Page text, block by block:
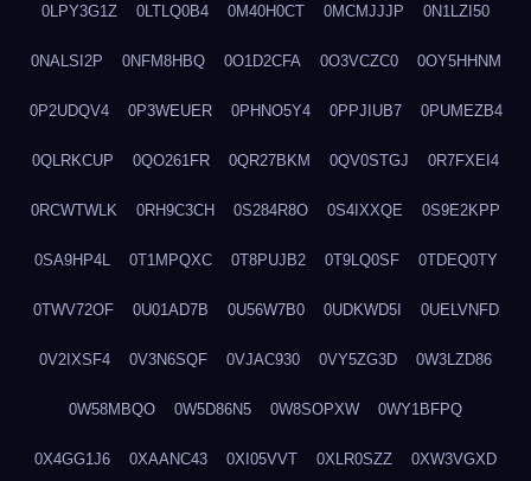
0LPY3G1Z 0LTLQ0B4 0M40H0CT 0MCMJJJP 0N1LZI50
0NALSI2P 0NFM8HBQ 0O1D2CFA 0O3VCZC0 0OY5HHNM
0P2UDQV4 0P3WEUER 0PHNO5Y4 0PPJIUB7 0PUMEZB4
0QLRKCUP 0QO261FR 0QR27BKM 0QV0STGJ 0R7FXEI4
0RCWTWLK 0RH9C3CH 0S284R8O 0S4IXXQE 0S9E2KPP
0SA9HP4L 0T1MPQXC 0T8PUJB2 0T9LQ0SF 0TDEQ0TY
0TWV72OF 0U01AD7B 0U56W7B0 0UDKWD5I 0UELVNFD
0V2IXSF4 0V3N6SQF 0VJAC930 0VY5ZG3D 0W3LZD86
0W58MBQO 0W5D86N5 0W8SOPXW 0WY1BFPQ
0X4GG1J6 0XAANC43 0XI05VVT 0XLR0SZZ 0XW3VGXD